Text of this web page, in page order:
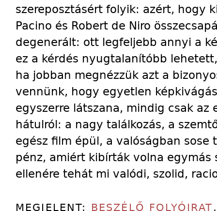
szereposztásért folyik: azért, hogy
Pacino és Robert de Niro
degenerált: ott legfeljebb annyi a
ez a kérdés nyugtalanítóbb
ha jobban megnézzük azt a
vennünk, hogy egyetlen
egyszerre látszana, mindig csak az
hátulról: a nagy találkozás, a
egész film épül, a valóságban
pénz, amiért kibírták volna egymás
ellenére tehát mi valódi, szolid,
MEGJELENT: BESZÉLŐ FOLYÓIRAT